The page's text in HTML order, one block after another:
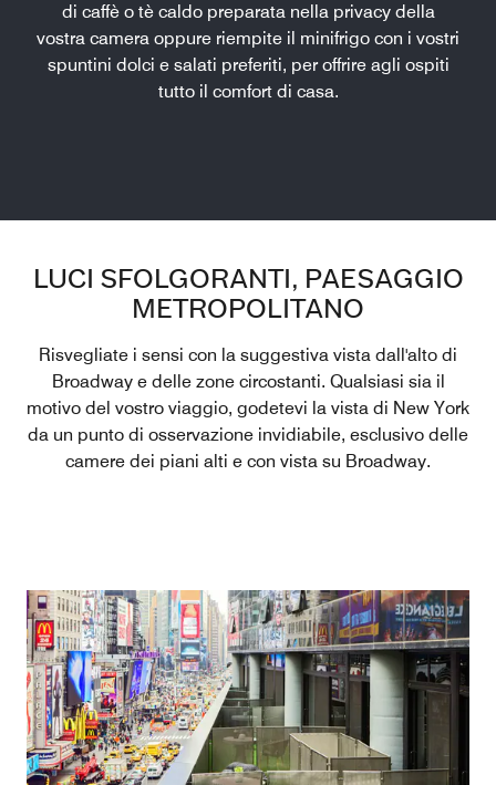
di caffè o tè caldo preparata nella privacy della
vostra camera oppure riempite il minifrigo con i vostri
spuntini dolci e salati preferiti, per offrire agli ospiti
tutto il comfort di casa.
LUCI SFOLGORANTI, PAESAGGIO
METROPOLITANO
Risvegliate i sensi con la suggestiva vista dall'alto di
Broadway e delle zone circostanti. Qualsiasi sia il
motivo del vostro viaggio, godetevi la vista di New York
da un punto di osservazione invidiabile, esclusivo delle
camere dei piani alti e con vista su Broadway.